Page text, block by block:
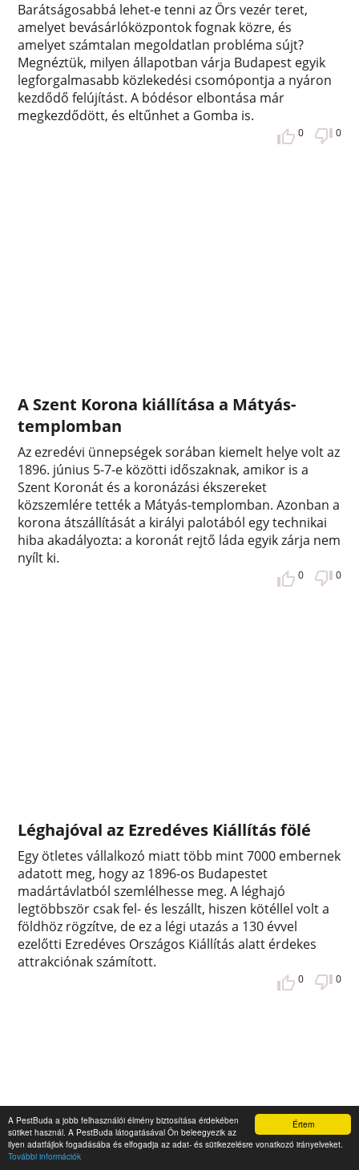
Értem
A PestBuda a jobb felhasználói élmény biztosítása érdekében
sütiket használ. A PestBuda látogatásával Ön beleegyezik az
ilyen adatfájlok fogadásába és elfogadja az adat- és sütikezelésre vonatkozó irányelveket.
További információk
Barátságosabbá lehet-e tenni az Örs vezér teret,
amelyet bevásárlóközpontok fognak közre, és
amelyet számtalan megoldatlan probléma sújt?
Megnéztük, milyen állapotban várja Budapest egyik
legforgalmasabb közlekedési csomópontja a nyáron
kezdődő felújítást. A bódésor elbontása már
megkezdődött, és eltűnhet a Gomba is.
0 0
A Szent Korona kiállítása a Mátyás-
templomban
Az ezredévi ünnepségek sorában kiemelt helye volt az
1896. június 5-7-e közötti időszaknak, amikor is a
Szent Koronát és a koronázási ékszereket
közszemlére tették a Mátyás-templomban. Azonban a
korona átszállítását a királyi palotából egy technikai
hiba akadályozta: a koronát rejtő láda egyik zárja nem
nyílt ki.
0 0
Léghajóval az Ezredéves Kiállítás fölé
Egy ötletes vállalkozó miatt több mint 7000 embernek
adatott meg, hogy az 1896-os Budapestet
madártávlatból szemlélhesse meg. A léghajó
legtöbbször csak fel- és leszállt, hiszen kötéllel volt a
földhöz rögzítve, de ez a légi utazás a 130 évvel
ezelőtti Ezredéves Országos Kiállítás alatt érdekes
attrakciónak számított.
0 0